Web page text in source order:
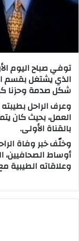
إ
ل
ك
ر
ن
توفي صباح اليوم
الذي يشتغل بقسم
شكل صدمة وحزنا
وعرف الراحل
العمل، بحيث كان
بالقناة الأولى.
وخلّف خبر وفاة
أوساط الصحافيين،
وعلاقاته الطيبية